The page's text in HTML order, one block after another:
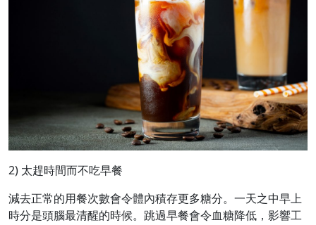
2) 太趕時間而不吃早餐
減去正常的用餐次數會令體內積存更多糖分。一天之中早上
時分是頭腦最清醒的時候。跳過早餐會令血糖降低，影響工